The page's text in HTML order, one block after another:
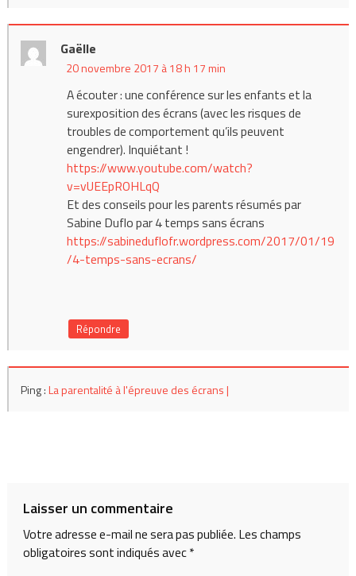
Gaëlle
20 novembre 2017 à 18 h 17 min
A écouter : une conférence sur les enfants et la
surexposition des écrans (avec les risques de
troubles de comportement qu’ils peuvent
engendrer). Inquiétant !
https://www.youtube.com/watch?
v=vUEEpROHLqQ
Et des conseils pour les parents résumés par
Sabine Duflo par 4 temps sans écrans
https://sabineduflofr.wordpress.com/2017/01/19
/4-temps-sans-ecrans/
Répondre
Ping :La parentalité à l'épreuve des écrans |
Laisser un commentaire
Votre adresse e-mail ne sera pas publiée. Les champs
obligatoires sont indiqués avec*